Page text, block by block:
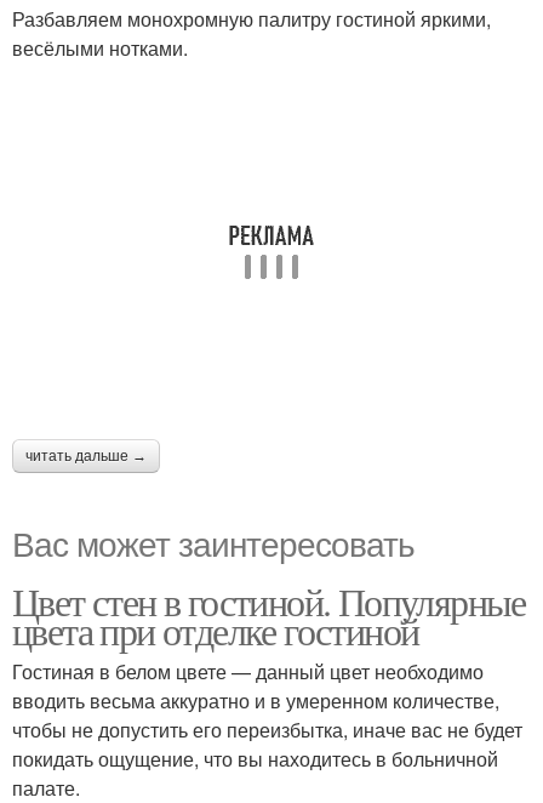
Разбавляем монохромную палитру гостиной яркими,
весёлыми нотками.
читать дальше →
Вас может заинтересовать
Цвет стен в гостиной. Популярные
цвета при отделке гостиной
Гостиная в белом цвете — данный цвет необходимо
вводить весьма аккуратно и в умеренном количестве,
чтобы не допустить его переизбытка, иначе вас не будет
покидать ощущение, что вы находитесь в больничной
палате.